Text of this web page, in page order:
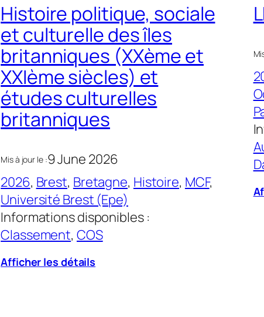
Histoire politique, sociale
et culturelle des îles
britanniques (XXème et
XXIème siècles) et
études culturelles
britanniques
Mis à jour le :9 June 2026
2026, Brest, Bretagne, Histoire, MCF
Université Brest (Epe)
Informations disponibles :
Classement, COS
Afficher les détails